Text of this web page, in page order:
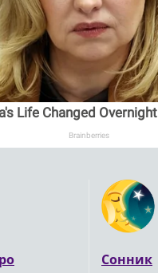
Life Changed Overnight
Brainberries
Сонник